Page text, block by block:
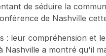
de séduire la
de Nashville
: leur compréhension et
Nashville a montré qu'il